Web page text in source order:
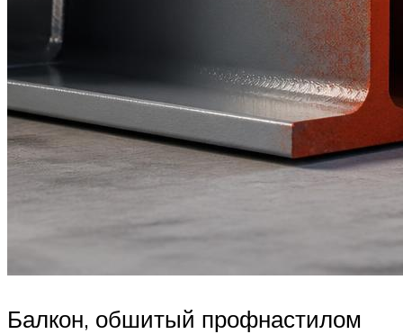
Балкон, обшитый профнастилом